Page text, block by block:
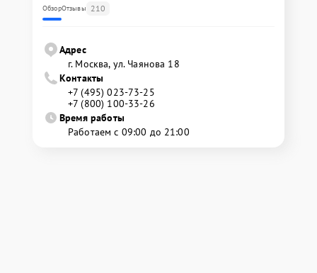
ОбзорОтзывы 210
Адрес
г. Москва, ул. Чаянова 18
Контакты
+7 (495) 023-73-25
+7 (800) 100-33-26
Время работы
Работаем с 09:00 до 21:00